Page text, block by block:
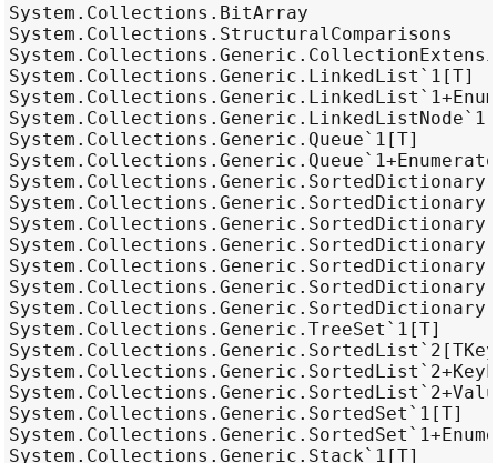
System.Collections.BitArray
System.Collections.Generic.Stack`1[T]